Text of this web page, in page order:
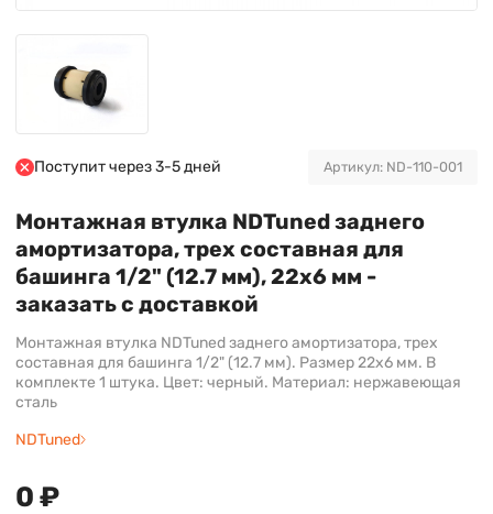
Поступит через 3-5 дней Артикул: ND-110-001
Монтажная втулка NDTuned заднего
амортизатора, трех составная для
башинга 1/2" (12.7 мм), 22х6 мм -
заказать с доставкой
Монтажная втулка NDTuned заднего амортизатора, трех
составная для башинга 1/2" (12.7 мм). Размер 22х6 мм. В
комплекте 1 штука. Цвет: черный. Материал: нержавеющая
сталь
NDTuned
0 ₽